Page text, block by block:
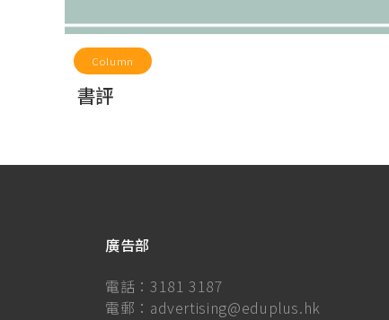
Column
書評
廣告部
電話： 3181 3187
電郵： advertising@eduplus.hk